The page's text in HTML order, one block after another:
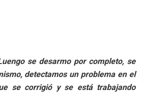
se desarmo por completo, se
detectamos un problema en el
se corrigió y se está trabajando